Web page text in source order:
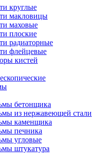
круглые
макловицы
маховые
плоские
радиаторные
флейцевые
кистей
бетонщика
из нержавеющей стали
каменщика
печника
угловые
штукатура